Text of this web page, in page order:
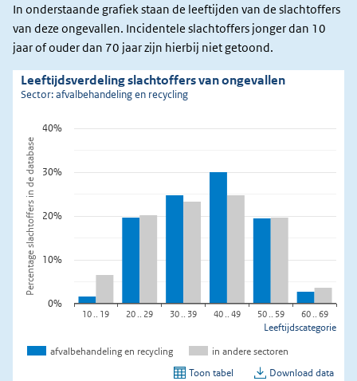
In onderstaande grafiek staan de leeftijden van de slachtoffers
van deze ongevallen. Incidentele slachtoffers jonger dan 10
jaar of ouder dan 70 jaar zijn hierbij niet getoond.